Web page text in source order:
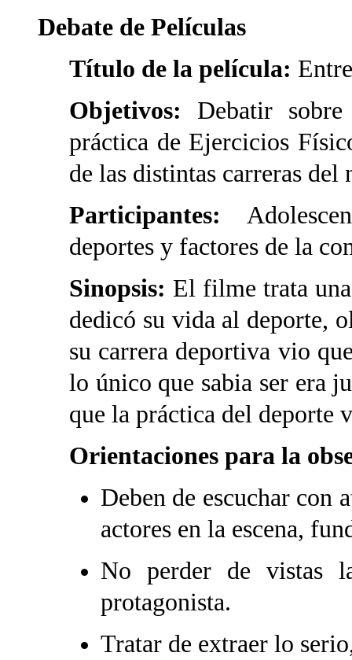
Debate de Películas
Título de la película:
Objetivos: Debatir
práctica de Ejercicios
de las distintas carreras del
Participantes:
deportes y factores de la
Sinopsis: El filme trata
dedicó su vida al deporte,
su carrera deportiva vio
lo único que sabia ser era
que la práctica del deporte
Orientaciones para la
Deben de escuchar con
actores en la escena,
No perder de vistas
protagonista.
Tratar de extraer lo